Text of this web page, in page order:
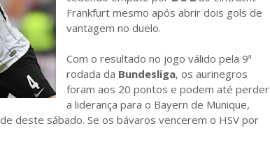
Frankfurt mesmo após abrir dois gols de
vantagem no duelo.
Com o resultado no jogo válido pela 9ª
rodada da Bundesliga, os aurinegros
foram aos 20 pontos e podem até perder
a liderança para o Bayern de Munique,
deste sábado. Se os bávaros vencerem o HSV por